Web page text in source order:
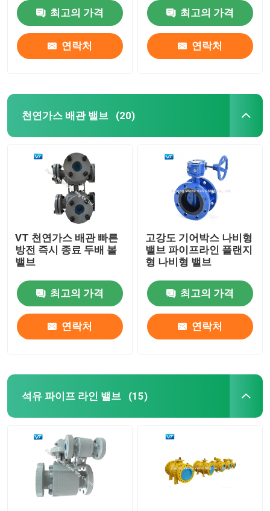
최고의 가격
연락처
최고의 가격
연락처
천연가스 배관 밸브 (20)
VT 천연가스 배관 빠른
방전 즉시 종료 두배 볼
밸브
최고의 가격
연락처
고강도 기어박스 나비형
밸브 파이프라인 플랜지
형 나비형 밸브
최고의 가격
연락처
석유 파이프 라인 밸브 (15)